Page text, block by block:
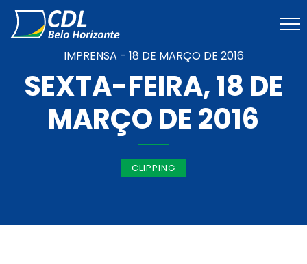
IMPRENSA - 18 DE MARÇO DE 2016
SEXTA-FEIRA, 18 DE
MARÇO DE 2016
CLIPPING